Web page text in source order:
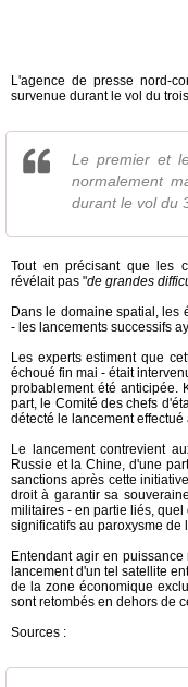
L'agence de presse nord-
survenue durant le vol du
Le premier et
normalement
durant le vol du
Tout en précisant que les
révélait pas "de grandes
Dans le domaine spatial, les
- les lancements successifs
Les experts estiment que
échoué fin mai - était
probablement été anticipée.
part, le Comité des chefs
détecté le lancement
Le lancement contrevient
Russie et la Chine, d'une
sanctions après cette
droit à garantir sa
militaires - en partie liés,
significatifs au paroxysme
Entendant agir en
lancement d'un tel satellite
de la zone économique
sont retombés en dehors de
Sources :